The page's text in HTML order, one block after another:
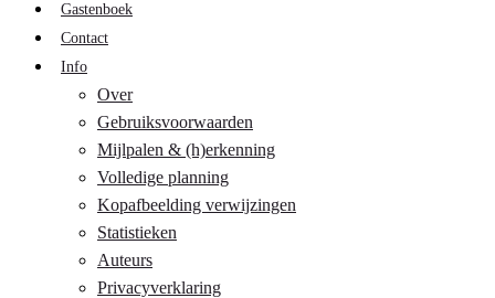
Gastenboek
Contact
Info
Over
Gebruiksvoorwaarden
Mijlpalen & (h)erkenning
Volledige planning
Kopafbeelding verwijzingen
Statistieken
Auteurs
Privacyverklaring